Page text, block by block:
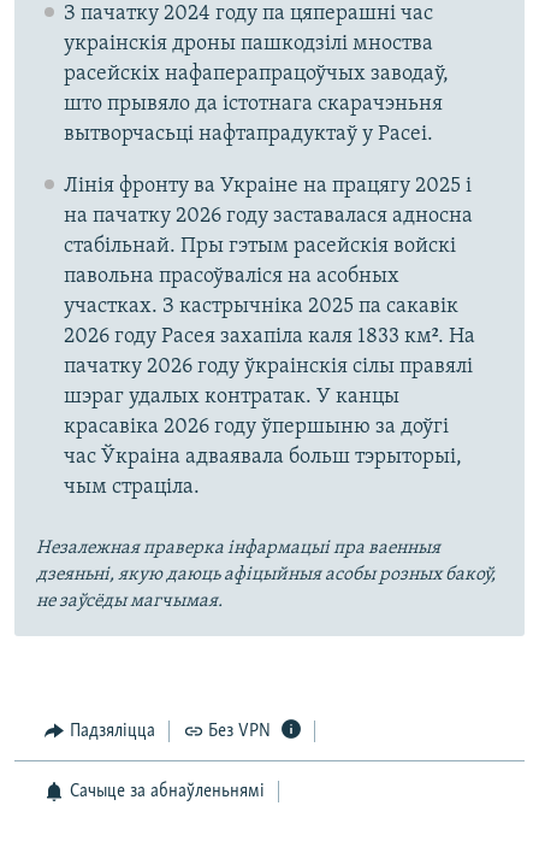
З пачатку 2024 году па цяперашні час
украінскія дроны пашкодзілі мноства
расейскіх нафаперапрацоўчых заводаў,
што прывяло да істотнага скарачэньня
вытворчасьці нафтапрадуктаў у Расеі.
Лінія фронту ва Украіне на працягу 2025 і
на пачатку 2026 году заставалася адносна
стабільнай. Пры гэтым расейскія войскі
павольна прасоўваліся на асобных
участках. З кастрычніка 2025 па сакавік
2026 году Расея захапіла каля 1833 км². На
пачатку 2026 году ўкраінскія сілы правялі
шэраг удалых контратак. У канцы
красавіка 2026 году ўпершыню за доўгі
час Ўкраіна адваявала больш тэрыторыі,
чым страціла.
Незалежная праверка інфармацыі пра ваенныя
дзеяньні, якую даюць афіцыйныя асобы розных бакоў,
не заўсёды магчымая.
Падзяліцца Без VPN
Сачыце за абнаўленьнямі